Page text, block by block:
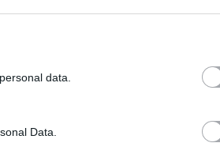
data.
Data.
χέρια του
έβγαζαν
ίδιο λίγα
σε
του έκανε